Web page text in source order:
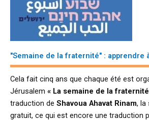
"Semaine de la fraternité" : apprendre
Cela fait cinq ans que chaque été est
Jérusalem « La semaine de la
traduction de Shavoua Ahavat Rinam, la
gratuit, ce qui est encore une traduction